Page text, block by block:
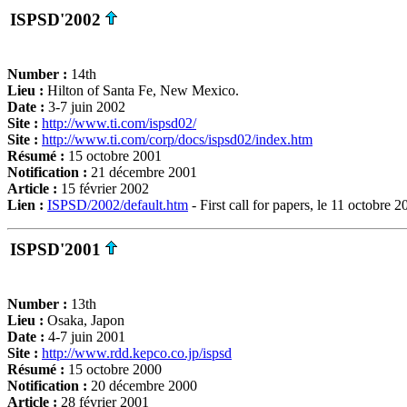
ISPSD'2002
Number : 14th
Lieu : Hilton of Santa Fe, New Mexico.
Date : 3-7 juin 2002
Site : http://www.ti.com/ispsd02/
Site : http://www.ti.com/corp/docs/ispsd02/index.htm
Résumé : 15 octobre 2001
Notification : 21 décembre 2001
Article : 15 février 2002
Lien : ISPSD/2002/default.htm - First call for papers, le 11 octobre
ISPSD'2001
Number : 13th
Lieu : Osaka, Japon
Date : 4-7 juin 2001
Site : http://www.rdd.kepco.co.jp/ispsd
Résumé : 15 octobre 2000
Notification : 20 décembre 2000
Article : 28 février 2001